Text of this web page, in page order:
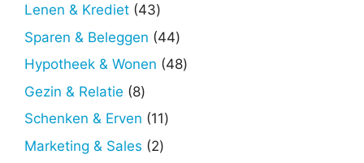
Lenen & Krediet 4343
producten
Sparen & Beleggen 4444
producten
Hypotheek & Wonen 4848
Gezin & Relatie 88
producten
Schenken & Erven 1111
Marketing & Sales 22